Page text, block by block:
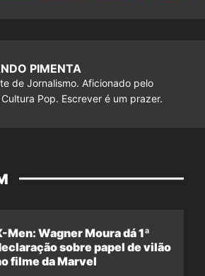
PIMENTA
de Jornalismo. Aficionado pelo
Pop. Escrever é um prazer.
Men: Wagner Moura dá 1ª
sobre papel de vilão
filme da Marvel